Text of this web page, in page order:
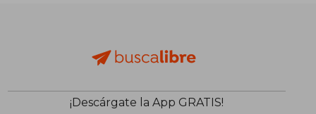
¡Descárgate la App GRATIS!